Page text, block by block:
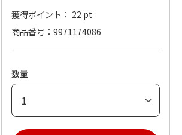
獲得ポイント： 22 pt
商品番号
9971174086
数量